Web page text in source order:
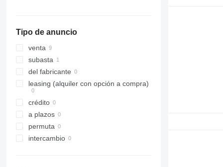
317
318
320
321
322
324
325
326
329
Tipo de anuncio
venta
subasta
del fabricante
leasing (alquiler con opción a compra)
crédito
a plazos
permuta
intercambio